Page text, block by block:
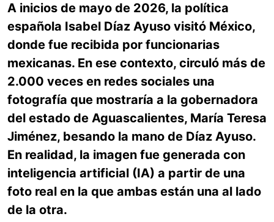
A inicios de mayo de 2026, la política
española Isabel Díaz Ayuso visitó México,
donde fue recibida por funcionarias
mexicanas. En ese contexto, circuló más de
2.000 veces en redes sociales una
fotografía que mostraría a la gobernadora
del estado de Aguascalientes, María Teresa
Jiménez, besando la mano de Díaz Ayuso.
En realidad, la imagen fue generada con
inteligencia artificial (IA) a partir de una
foto real en la que ambas están una al lado
de la otra.